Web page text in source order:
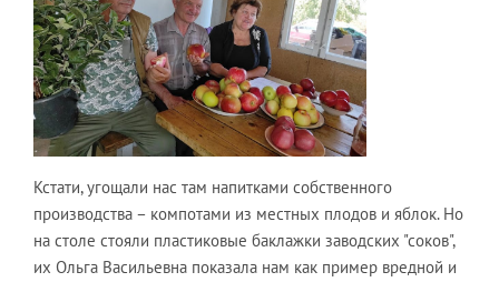
Кстати, угощали нас там напитками собственного
производства – компотами из местных плодов и яблок. Но
на столе стояли пластиковые баклажки заводских "соков",
их Ольга Васильевна показала нам как пример вредной и